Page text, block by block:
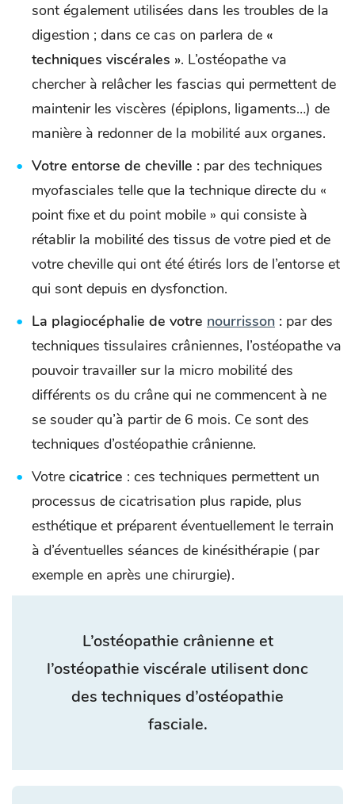
sont également utilisées dans les troubles de la
digestion ; dans ce cas on parlera de «
techniques viscérales ». L’ostéopathe va
chercher à relâcher les fascias qui permettent de
maintenir les viscères (épiplons, ligaments…) de
manière à redonner de la mobilité aux organes.
Votre entorse de cheville : par des techniques
myofasciales telle que la technique directe du «
point fixe et du point mobile » qui consiste à
rétablir la mobilité des tissus de votre pied et de
votre cheville qui ont été étirés lors de l’entorse et
qui sont depuis en dysfonction.
La plagiocéphalie de votre nourrisson : par des
techniques tissulaires crâniennes, l’ostéopathe va
pouvoir travailler sur la micro mobilité des
différents os du crâne qui ne commencent à ne
se souder qu’à partir de 6 mois. Ce sont des
techniques d’ostéopathie crânienne.
Votre cicatrice : ces techniques permettent un
processus de cicatrisation plus rapide, plus
esthétique et préparent éventuellement le terrain
à d’éventuelles séances de kinésithérapie (par
exemple en après une chirurgie).
L’ostéopathie crânienne et
l’ostéopathie viscérale utilisent donc
des techniques d’ostéopathie
fasciale.